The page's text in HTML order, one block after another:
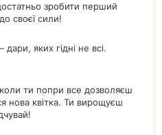
зробити перший
своєї сили!
яких гідні не всі.
ти попри все дозволяєш
нова квітка. Ти вирощуєш